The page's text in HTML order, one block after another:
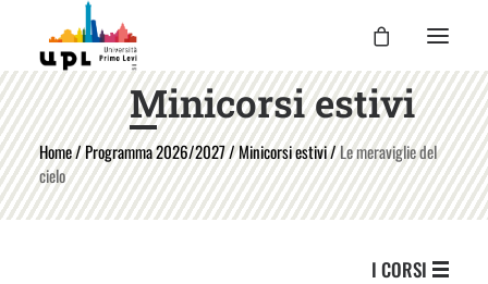
UPL
I CORSI
LE ATTIVITÀ
Home/Programma 2026/2027/Minicorsi estivi/Le meraviglie del
cielo
Minicorsi estivi
I CORSI